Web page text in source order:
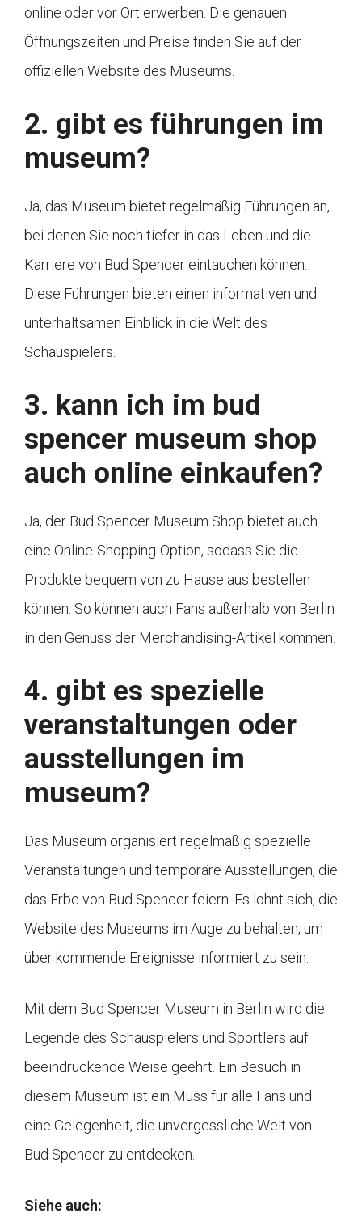
online oder vor Ort erwerben. Die genauen
Öffnungszeiten und Preise finden Sie auf der
offiziellen Website des Museums.
2. gibt es führungen im
museum?
Ja, das Museum bietet regelmäßig Führungen an,
bei denen Sie noch tiefer in das Leben und die
Karriere von Bud Spencer eintauchen können.
Diese Führungen bieten einen informativen und
unterhaltsamen Einblick in die Welt des
Schauspielers.
3. kann ich im bud
spencer museum shop
auch online einkaufen?
Ja, der Bud Spencer Museum Shop bietet auch
eine Online-Shopping-Option, sodass Sie die
Produkte bequem von zu Hause aus bestellen
können. So können auch Fans außerhalb von Berlin
in den Genuss der Merchandising-Artikel kommen.
4. gibt es spezielle
veranstaltungen oder
ausstellungen im
museum?
Das Museum organisiert regelmäßig spezielle
Veranstaltungen und temporäre Ausstellungen, die
das Erbe von Bud Spencer feiern. Es lohnt sich, die
Website des Museums im Auge zu behalten, um
über kommende Ereignisse informiert zu sein.
Mit dem Bud Spencer Museum in Berlin wird die
Legende des Schauspielers und Sportlers auf
beeindruckende Weise geehrt. Ein Besuch in
diesem Museum ist ein Muss für alle Fans und
eine Gelegenheit, die unvergessliche Welt von
Bud Spencer zu entdecken.
Siehe auch: